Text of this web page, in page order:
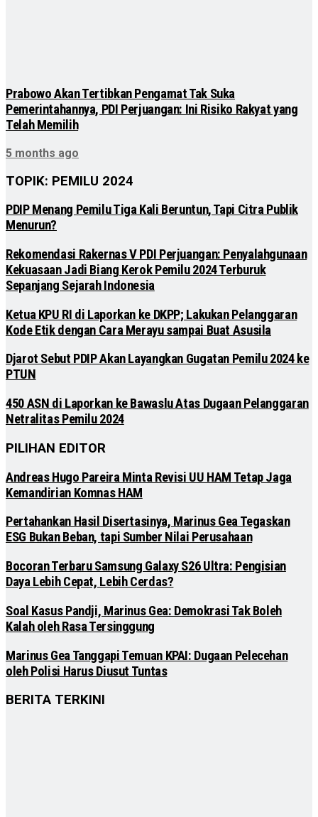
Prabowo Akan Tertibkan Pengamat Tak Suka
Pemerintahannya, PDI Perjuangan: Ini Risiko Rakyat yang
Telah Memilih
5 months ago
TOPIK: PEMILU 2024
PDIP Menang Pemilu Tiga Kali Beruntun, Tapi Citra Publik
Menurun?
Rekomendasi Rakernas V PDI Perjuangan: Penyalahgunaan
Kekuasaan Jadi Biang Kerok Pemilu 2024 Terburuk
Sepanjang Sejarah Indonesia
Ketua KPU RI di Laporkan ke DKPP; Lakukan Pelanggaran
Kode Etik dengan Cara Merayu sampai Buat Asusila
Djarot Sebut PDIP Akan Layangkan Gugatan Pemilu 2024 ke
PTUN
450 ASN di Laporkan ke Bawaslu Atas Dugaan Pelanggaran
Netralitas Pemilu 2024
PILIHAN EDITOR
Andreas Hugo Pareira Minta Revisi UU HAM Tetap Jaga
Kemandirian Komnas HAM
Pertahankan Hasil Disertasinya, Marinus Gea Tegaskan
ESG Bukan Beban, tapi Sumber Nilai Perusahaan
Bocoran Terbaru Samsung Galaxy S26 Ultra: Pengisian
Daya Lebih Cepat, Lebih Cerdas?
Soal Kasus Pandji, Marinus Gea: Demokrasi Tak Boleh
Kalah oleh Rasa Tersinggung
Marinus Gea Tanggapi Temuan KPAI: Dugaan Pelecehan
oleh Polisi Harus Diusut Tuntas
BERITA TERKINI